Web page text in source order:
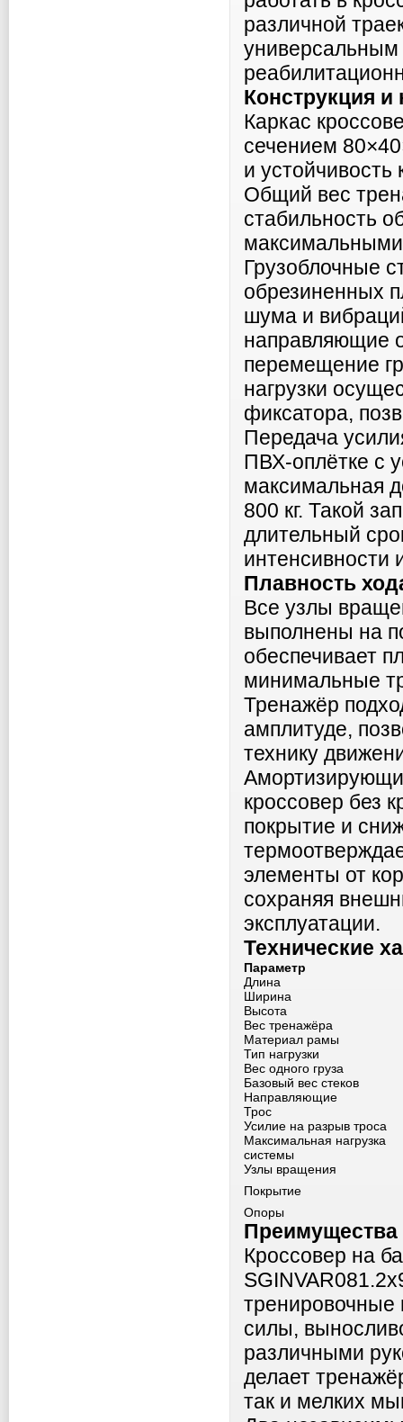
различной
универсальным
Конструкция и
Каркас
сечением
и устойчивость
Общий вес
стабильность
Грузоблочные
обрезиненных
шума и
направляющие
перемещение
нагрузки
фиксатора,
Передача
ПВХ-оплётке с
максимальная
800 кг. Такой
длительный
интенсивности
Плавность
Все узлы
выполнены на
обеспечивает
минимальные
Тренажёр
амплитуде,
технику
кроссовер без
покрытие и
элементы от
сохраняя
эксплуатации.
Технические
Параметр
Длина
Ширина
Высота
Вес тренажёра
Материал рамы
Тип нагрузки
Вес одного груза
Базовый вес стеков
Направляющие
Трос
Усилие на разрыв троса
Максимальная нагрузка
системы
Узлы вращения
Покрытие
Опоры
Преимущества
Кроссовер на
тренировочные
силы,
различными
делает
так и мелких